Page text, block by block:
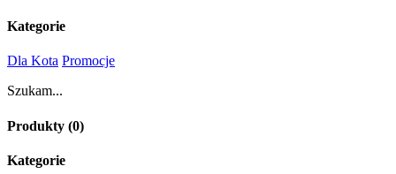
Kategorie
Dla Kota Promocje
Szukam...
Produkty (0)
Kategorie